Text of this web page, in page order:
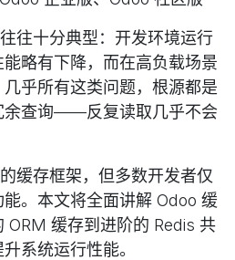
往十分典型：开发环境运行
略有下降，而在高负载场景
乎所有这类问题，根源都是
余查询——反复读取几乎不会
缓存框架，但多数开发者仅
。本文将全面讲解 Odoo 缓
ORM 缓存到进阶的 Redis 共
系统运行性能。